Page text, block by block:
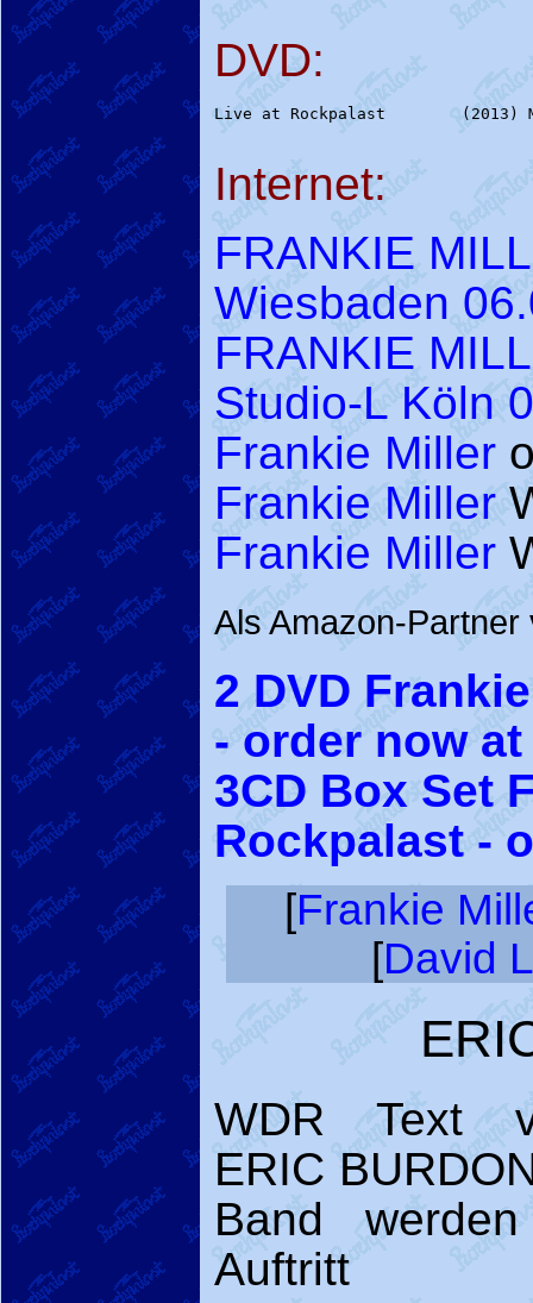
DVD:
Live at Rockpalast        (2013)
Internet:
FRANKIE
Wiesbaden
FRANKIE
Studio-L Köln
Frankie Miller
Frankie Miller
Frankie Miller
Als Amazon-
2 DVD
- order now
3CD Box Set
Rockpalast -
[Frankie
[David
WDR Text
ERIC
Band
Auftritt